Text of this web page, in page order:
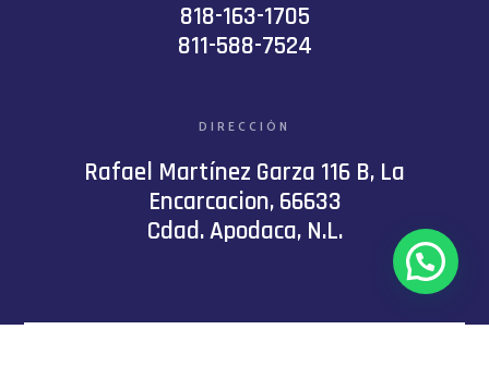
818-163-1705
811-588-7524
DIRECCIÓN
Rafael Martínez Garza 116 B, La
Encarcacion, 66633
Cdad. Apodaca, N.L.